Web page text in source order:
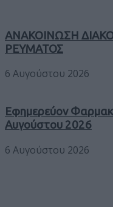
ΑΝΑΚΟΙΝΩΣΗ
ΡΕΥΜΑΤΟΣ
6 Αυγούστου 2026
Εφημερεύον
Αυγούστου 2026
6 Αυγούστου 2026